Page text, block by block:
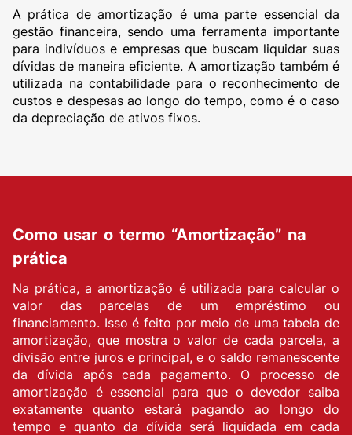
A prática de amortização é uma parte essencial da
gestão financeira, sendo uma ferramenta importante
para indivíduos e empresas que buscam liquidar suas
dívidas de maneira eficiente. A amortização também é
utilizada na contabilidade para o reconhecimento de
custos e despesas ao longo do tempo, como é o caso
da depreciação de ativos fixos.
Como usar o termo “Amortização” na
prática
Na prática, a amortização é utilizada para calcular o
valor das parcelas de um empréstimo ou
financiamento. Isso é feito por meio de uma tabela de
amortização, que mostra o valor de cada parcela, a
divisão entre juros e principal, e o saldo remanescente
da dívida após cada pagamento. O processo de
amortização é essencial para que o devedor saiba
exatamente quanto estará pagando ao longo do
tempo e quanto da dívida será liquidada em cada